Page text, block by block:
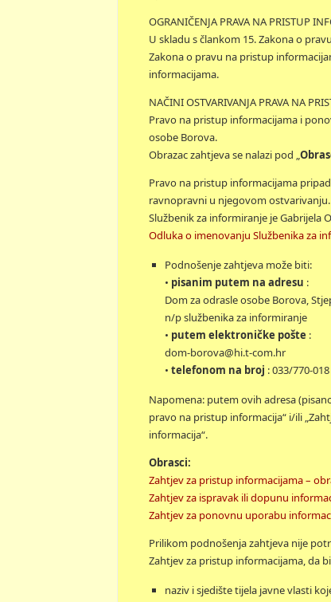
OGRANIČENJA PRAVA NA PRISTUP
U skladu s člankom 15. Zakona o
Zakona o pravu na pristup
informacijama.
NAČINI OSTVARIVANJA PRAVA NA
Pravo na pristup informacijama i
osobe Borova.
Obrazac zahtjeva se nalazi pod „
Pravo na pristup informacijama
ravnopravni u njegovom ostvarivanju.
Službenik za informiranje je Gabrijela
Odluka o imenovanju Službenika za
Podnošenje zahtjeva može biti:
• pisanim putem na adresu :
Dom za odrasle osobe Borova,
n/p službenika za informiranje
• putem elektroničke pošte :
dom-borova@hi.t-com.hr
• telefonom na broj : 033/770-018
Napomena: putem ovih adresa
pravo na pristup informacija“ i/ili
informacija“.
Obrasci:
Zahtjev za pristup informacijama –
Zahtjev za ispravak ili dopunu
Zahtjev za ponovnu uporabu
Prilikom podnošenja zahtjeva nije
Zahtjev za pristup informacijama, da
naziv i sjedište tijela javne vlasti